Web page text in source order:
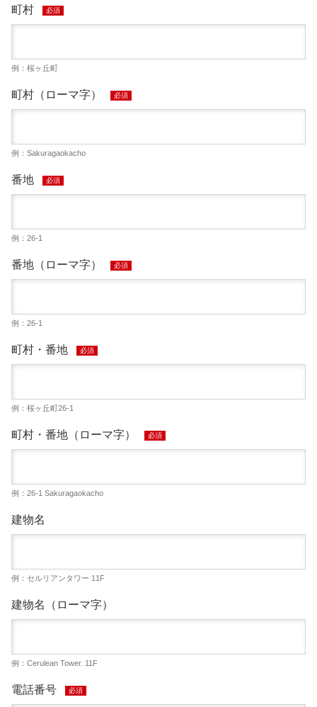
町村 必須
例：桜ヶ丘町
町村（ローマ字） 必須
例：Sakuragaokacho
番地 必須
例：26-1
番地（ローマ字） 必須
例：26-1
町村・番地 必須
例：桜ヶ丘町26-1
町村・番地（ローマ字） 必須
例：26-1 Sakuragaokacho
建物名
例：セルリアンタワー 11F
建物名（ローマ字）
例：Cerulean Tower. 11F
電話番号 必須